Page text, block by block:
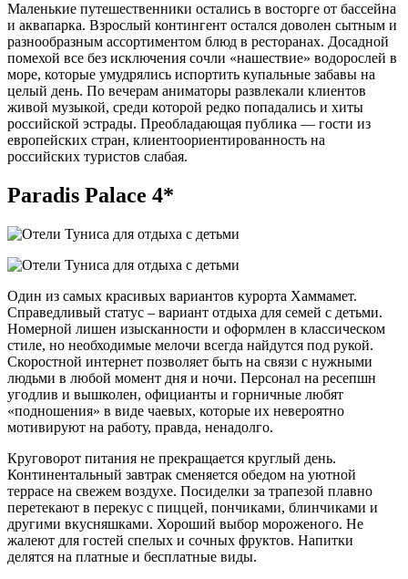
Маленькие путешественники остались в восторге от бассейна
и аквапарка. Взрослый контингент остался доволен сытным и
разнообразным ассортиментом блюд в ресторанах. Досадной
помехой все без исключения сочли «нашествие» водорослей в
море, которые умудрялись испортить купальные забавы на
целый день. По вечерам аниматоры развлекали клиентов
живой музыкой, среди которой редко попадались и хиты
российской эстрады. Преобладающая публика — гости из
европейских стран, клиентоориентированность на
российских туристов слабая.
Paradis Palace 4*
Один из самых красивых вариантов курорта Хаммамет.
Справедливый статус – вариант отдыха для семей с детьми.
Номерной лишен изысканности и оформлен в классическом
стиле, но необходимые мелочи всегда найдутся под рукой.
Скоростной интернет позволяет быть на связи с нужными
людьми в любой момент дня и ночи. Персонал на ресепшн
угодлив и вышколен, официанты и горничные любят
«подношения» в виде чаевых, которые их невероятно
мотивируют на работу, правда, ненадолго.
Круговорот питания не прекращается круглый день.
Континентальный завтрак сменяется обедом на уютной
террасе на свежем воздухе. Посиделки за трапезой плавно
перетекают в перекус с пиццей, пончиками, блинчиками и
другими вкусняшками. Хороший выбор мороженого. Не
жалеют для гостей спелых и сочных фруктов. Напитки
делятся на платные и бесплатные виды.